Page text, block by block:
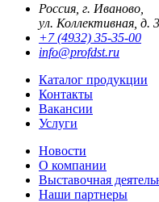
Россия, г. Иваново,
ул. Коллективная, д.
+7 (4932) 35-35-00
info@profdst.ru
Каталог продукции
Контакты
Вакансии
Услуги
Новости
О компании
Выставочная
Наши партнеры